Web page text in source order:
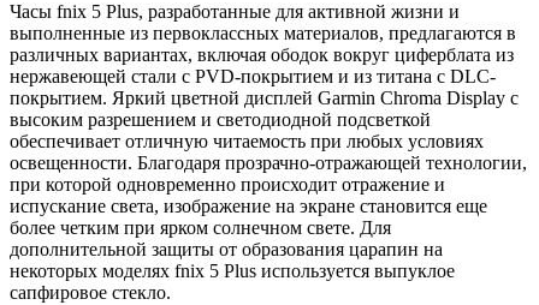
Часы fnix 5 Plus, разработанные для активной жизни и
выполненные из первоклассных материалов, предлагаются в
различных вариантах, включая ободок вокруг циферблата из
нержавеющей стали с PVD-покрытием и из титана с DLC-
покрытием. Яркий цветной дисплей Garmin Chroma Display с
высоким разрешением и светодиодной подсветкой
обеспечивает отличную читаемость при любых условиях
освещенности. Благодаря прозрачно-отражающей технологии,
при которой одновременно происходит отражение и
испускание света, изображение на экране становится еще
более четким при ярком солнечном свете. Для
дополнительной защиты от образования царапин на
некоторых моделях fnix 5 Plus используется выпуклое
сапфировое стекло.